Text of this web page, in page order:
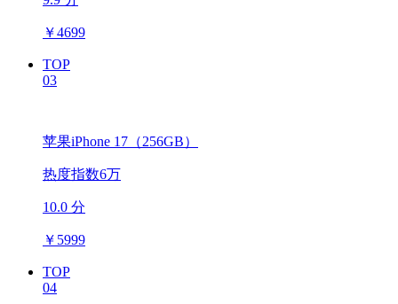
￥4699
TOP
03
苹果iPhone 17（256GB）
热度指数6万
10.0 分
￥ 5999
TOP
04